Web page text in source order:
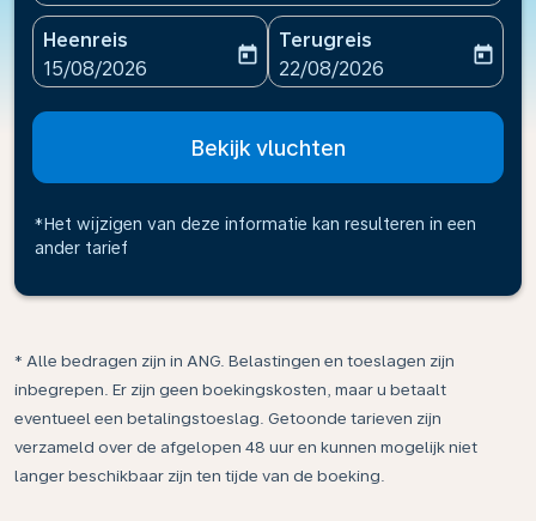
Heenreis
fc-booking-departure-date-aria-label
15/08/2026
today
Terugreis
fc-booking-return-date-
22/08/2026
today
Bekijk vluchten
*Het wijzigen van deze informatie kan resulteren in een
ander tarief
* Alle bedragen zijn in ANG. Belastingen en toeslagen zijn
inbegrepen. Er zijn geen boekingskosten, maar u betaalt
eventueel een betalingstoeslag. Getoonde tarieven zijn
verzameld over de afgelopen 48 uur en kunnen mogelijk niet
langer beschikbaar zijn ten tijde van de boeking.